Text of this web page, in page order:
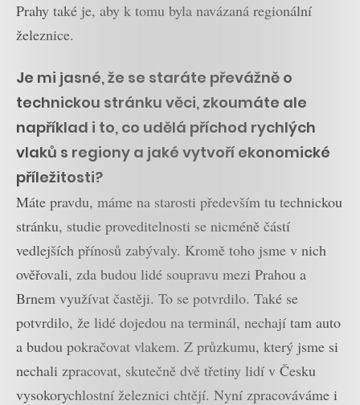
Prahy také je, aby k tomu byla navázaná regionální
železnice.
Je mi jasné, že se staráte převážně o
technickou stránku věci, zkoumáte ale
například i to, co udělá příchod rychlých
vlaků s regiony a jaké vytvoří ekonomické
příležitosti?
Máte pravdu, máme na starosti především tu technickou
stránku, studie proveditelnosti se nicméně částí
vedlejších přínosů zabývaly. Kromě toho jsme v nich
ověřovali, zda budou lidé soupravu mezi Prahou a
Brnem využívat častěji. To se potvrdilo. Také se
potvrdilo, že lidé dojedou na terminál, nechají tam auto
a budou pokračovat vlakem. Z průzkumu, který jsme si
nechali zpracovat, skutečně dvě třetiny lidí v Česku
vysokorychlostní železnici chtějí. Nyní zpracováváme i